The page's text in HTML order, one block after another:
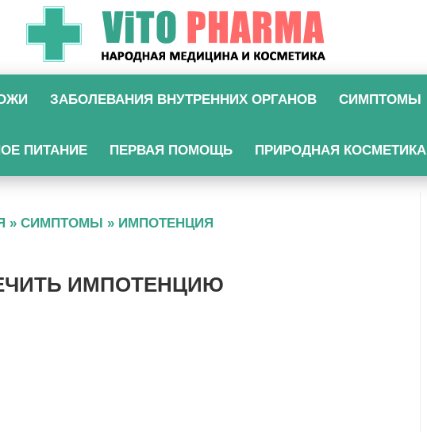
ЗАБОЛЕВАНИЯ ВНУТРЕННИХ ОРГАНОВ СИМПТОМЫ
ПИТАНИЕ ПЕРВАЯ ПОМОЩЬ ПРИРОДНАЯ КОСМЕТИКА
» СИМПТОМЫ » ИМПОТЕНЦИЯ
ИМПОТЕНЦИЮ